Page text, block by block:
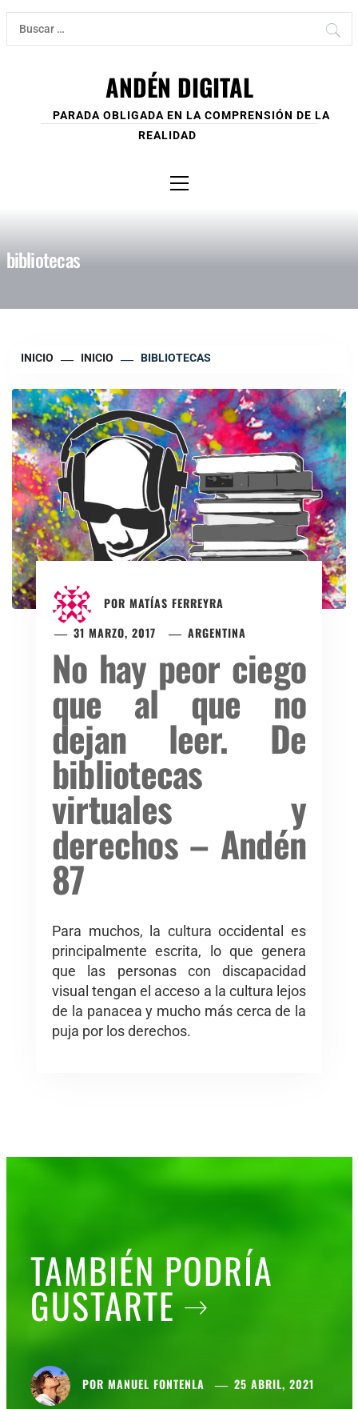
Ir
contenido
Buscar:
ANDÉN DIGITAL
PARADA OBLIGADA EN LA COMPRENSIÓN DE LA
REALIDAD
principal
bibliotecas
INICIO INICIO BIBLIOTECAS
POR MATÍAS FERREYRA
31 MARZO, 2017
ARGENTINA
No hay peor ciego
que al que no
dejan leer. De
bibliotecas
virtuales y
derechos – Andén
87
Para muchos, la cultura occidental es
principalmente escrita, lo que genera
que las personas con discapacidad
visual tengan el acceso a la cultura lejos
de la panacea y mucho más cerca de la
puja por los derechos.
TAMBIÉN PODRÍA
GUSTARTE
POR MANUEL FONTENLA
25 ABRIL, 2021